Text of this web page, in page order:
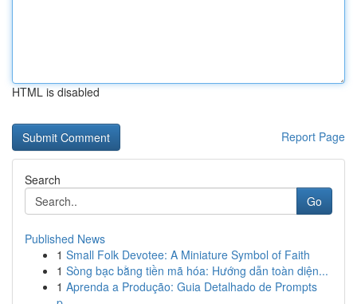
HTML is disabled
Report Page
Search
Go
Published News
1 Small Folk Devotee: A Miniature Symbol of Faith
1 Sòng bạc bằng tiền mã hóa: Hướng dẫn toàn diện...
1 Aprenda a Produção: Guia Detalhado de Prompts